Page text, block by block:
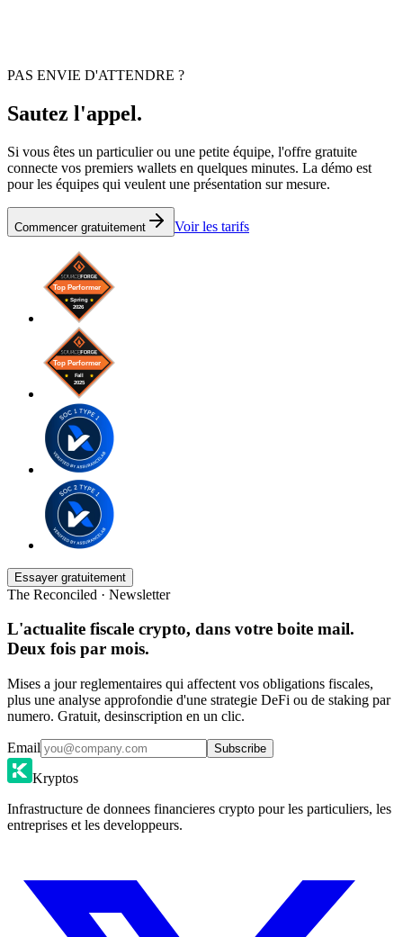
PAS ENVIE D'ATTENDRE ?
Sautez l'appel.
Si vous êtes un particulier ou une petite équipe, l'offre gratuite
connecte vos premiers wallets en quelques minutes. La démo est
pour les équipes qui veulent une présentation sur mesure.
Commencer gratuitement Voir les tarifs
Essayer gratuitement
The Reconciled · Newsletter
L'actualite fiscale crypto, dans votre boite mail.
Deux fois par mois.
Mises a jour reglementaires qui affectent vos obligations fiscales,
plus une analyse approfondie d'une strategie DeFi ou de staking par
numero. Gratuit, desinscription en un clic.
Email Subscribe
Kryptos
Infrastructure de donnees financieres crypto pour les particuliers, les
entreprises et les developpeurs.